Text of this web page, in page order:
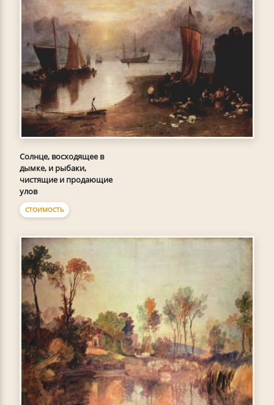
Солнце, восходящее в
дымке, и рыбаки,
чистящие и продающие
улов
СТОИМОСТЬ